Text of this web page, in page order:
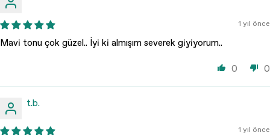
1 yıl önce
Mavi tonu çok güzel.. İyi ki almışım severek giyiyorum..
0 0
t.b.
1 yıl önce